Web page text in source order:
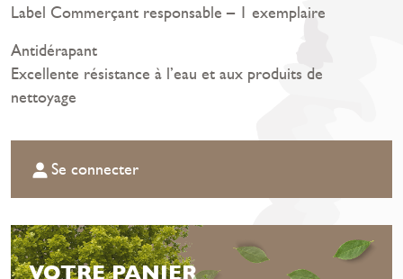
Label Commerçant responsable – 1 exemplaire
Antidérapant
Excellente résistance à l’eau et aux produits de
nettoyage
Se connecter